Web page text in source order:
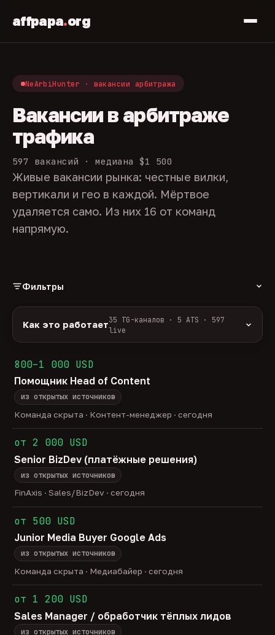
affpapa.org
NeArbiHunter · вакансии арбитража
Вакансии в арбитраже
трафика
597 вакансий · медиана $1 500
Живые вакансии рынка: честные вилки,
вертикали и гео в каждой. Мёртвое
удаляется само. Из них 16 от команд
напрямую.
Фильтры
удалённо524 гибрид
ГРЕЙД
junior37 middle253
head 19
только с зарплатой
Как это работает35 TG-каналов · 5 ATS · 597
live
ArbiHunter, Партнёркин и ATS-площадки
(Greenhouse, Himalayas и другие).
Разбор: нейронка разбирает сырец каждые 30
минут — роль, вертикаль, формат, вилка, грейд.
Скам-фильтр:
обещаний гарантированного дохода, без увода в
Свежесть:протухшее удаляется автоматически
через 30 дней.
35 TG-каналов ·5ATS-площадок ·
800–1 000 USD
Помощник Head of Content
из открытых источников
Команда скрыта · Контент-менеджер · сегодня
от 2 000 USD
Senior BizDev (платёжные решения)
из открытых источников
FinAxis · Sales/BizDev · сегодня
от 500 USD
Junior Media Buyer Google Ads
из открытых источников
Команда скрыта · Медиабайер · сегодня
от 1 200 USD
Sales Manager / обработчик тёплых лидов
из открытых источников